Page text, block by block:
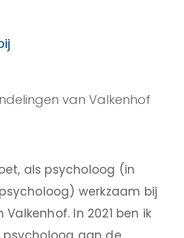
van Valkenhof
als psycholoog (in
werkzaam bij
In 2021 ben ik